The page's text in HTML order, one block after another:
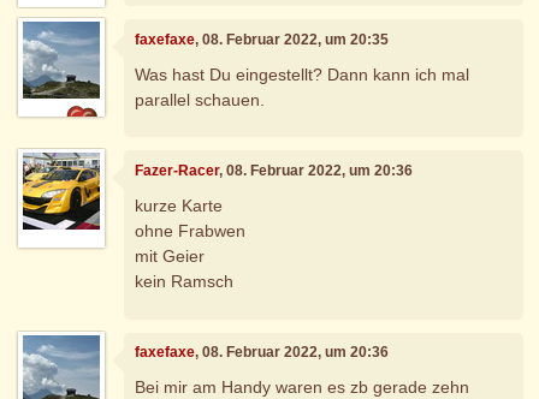
faxefaxe, 08. Februar 2022, um 20:35
Was hast Du eingestellt? Dann kann ich mal
parallel schauen.
Fazer-Racer, 08. Februar 2022, um 20:36
kurze Karte
ohne Frabwen
mit Geier
kein Ramsch
faxefaxe, 08. Februar 2022, um 20:36
Bei mir am Handy waren es zb gerade zehn